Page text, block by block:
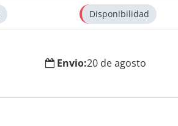
Disponibilidad
Envio:20 de agosto